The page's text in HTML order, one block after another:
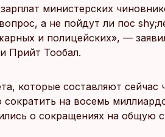
министерских
а не пойдут ли пос
и полицейских», —
Прийт Тообал.
которые составляют сейчас
на восемь
о сокращениях на общую